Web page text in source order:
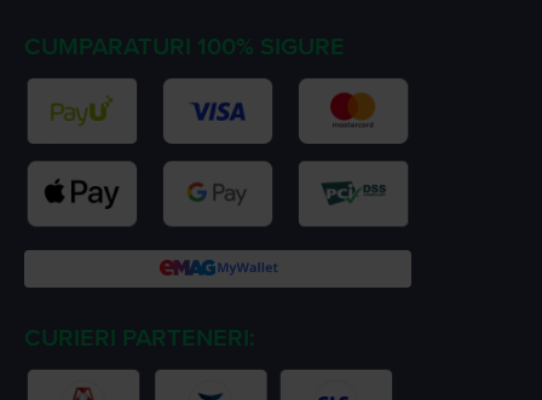
CUMPARATURI 100% SIGURE
CURIERI PARTENERI: